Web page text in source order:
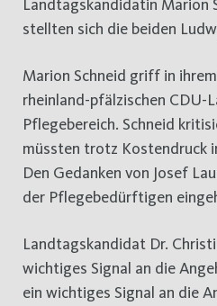
Landtagskandidatin Marion
stellten sich die beiden
Marion Schneid griff in
rheinland-pfälzischen
Pflegebereich. Schneid
müssten trotz Kostendruck
Den Gedanken von Josef
der Pflegebedürftigen
Landtagskandidat Dr.
wichtiges Signal an die
ein wichtiges Signal an die